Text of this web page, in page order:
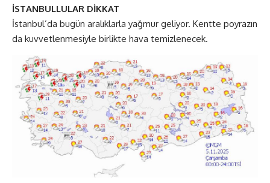
İSTANBULLULAR DİKKAT
İstanbul’da bugün aralıklarla yağmur geliyor. Kentte poyrazın
da kuvvetlenmesiyle birlikte hava temizlenecek.